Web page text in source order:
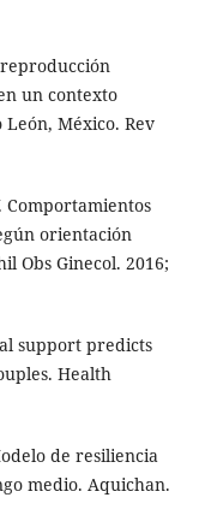
reproducción
un contexto
México. Rev
Comportamientos
orientación
Obs Ginecol. 2016;
support predicts
Health
de resiliencia
medio. Aquichan.